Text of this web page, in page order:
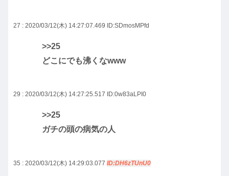
27 : 2020/03/12(木) 14:27:07.469 ID:SDmosMPfd
>>25
どこにでも沸くなwww
29 : 2020/03/12(木) 14:27:25.517 ID:0w83aLPI0
>>25
ガチの頭の病気の人
35 : 2020/03/12(木) 14:29:03.077 ID:DH6zTUnU0